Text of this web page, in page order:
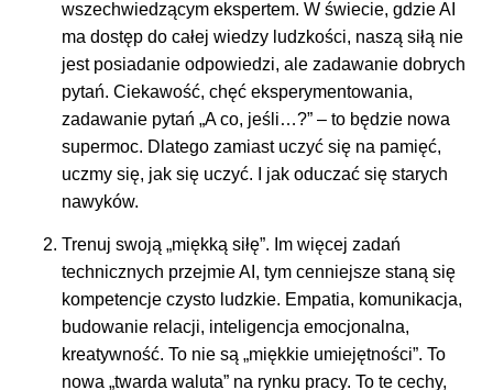
wszechwiedzącym ekspertem. W świecie, gdzie AI
ma dostęp do całej wiedzy ludzkości, naszą siłą nie
jest posiadanie odpowiedzi, ale zadawanie dobrych
pytań. Ciekawość, chęć eksperymentowania,
zadawanie pytań „A co, jeśli…?” – to będzie nowa
supermoc. Dlatego zamiast uczyć się na pamięć,
uczmy się, jak się uczyć. I jak oduczać się starych
nawyków.
Trenuj swoją „miękką siłę”. Im więcej zadań
technicznych przejmie AI, tym cenniejsze staną się
kompetencje czysto ludzkie. Empatia, komunikacja,
budowanie relacji, inteligencja emocjonalna,
kreatywność. To nie są „miękkie umiejętności”. To
nowa „twarda waluta” na rynku pracy. To te cechy,